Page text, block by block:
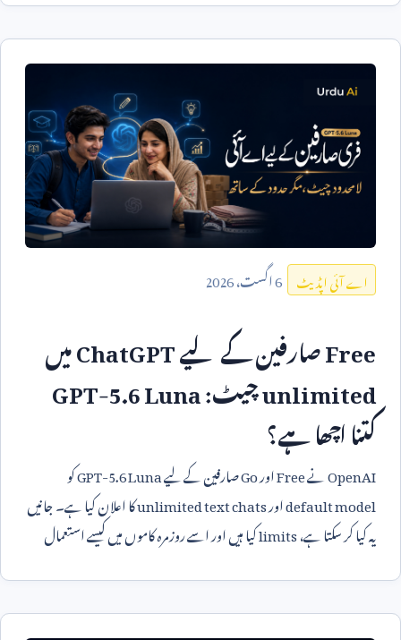
اے آئی اپڈیٹ 6اگست،2026
Freeصارفین کے لیےChatGPTمیں
unlimitedچیٹ:GPT-5.6 Luna
کتنا اچھا ہے؟
OpenAIنےFreeاورGoصارفین کے لیےGPT-5.6 Lunaکو
default modelاورunlimited text chatsکا اعلان کیا ہے۔ جانیں
یہ کیا کر سکتا ہے،limitsکیا ہیں اور اسے روزمرہ کاموں میں کیسے استعمال